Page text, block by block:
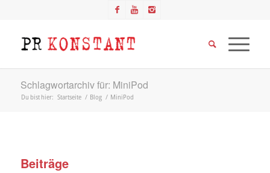
Schlagwortarchiv für: MiniPod
Du bist hier: Startseite / Blog / MiniPod
Beiträge